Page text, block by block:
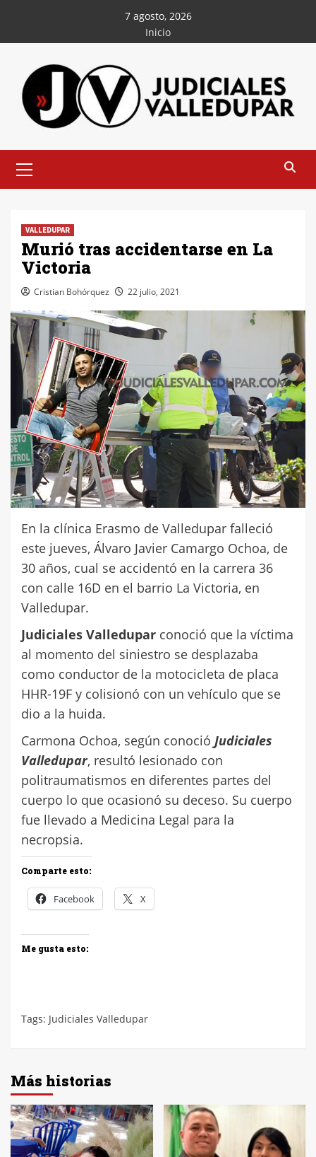
contenido
7 agosto, 2026
Inicio
principal
VALLEDUPAR
Murió tras accidentarse en La
Victoria
Cristian Bohórquez 22 julio, 2021
En la clínica Erasmo de Valledupar falleció
este jueves, Álvaro Javier Camargo Ochoa, de
30 años, cual se accidentó en la carrera 36
con calle 16D en el barrio La Victoria, en
Valledupar.
Judiciales Valledupar conoció que la víctima
al momento del siniestro se desplazaba
como conductor de la motocicleta de placa
HHR-19F y colisionó con un vehículo que se
dio a la huida.
Carmona Ochoa, según conoció Judiciales
Valledupar, resultó lesionado con
politraumatismos en diferentes partes del
cuerpo lo que ocasionó su deceso. Su cuerpo
fue llevado a Medicina Legal para la
necropsia.
Comparte esto:
Facebook X
Me gusta esto:
Tags: Judiciales Valledupar
Más historias